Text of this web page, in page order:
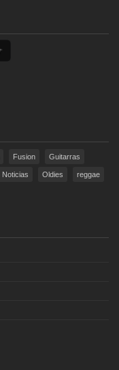
Fusion Guitarras
Noticias Oldies reggae